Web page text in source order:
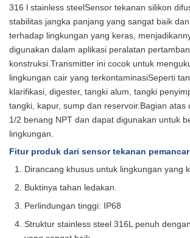
316 l stainless steelSensor tekanan silikon
stabilitas jangka panjang yang sangat baik
terhadap lingkungan yang keras,
digunakan dalam aplikasi peralatan
konstruksi.Transmitter ini cocok untuk
lingkungan cair yang terkontaminasiSeperti
klarifikasi, digester, tangki alum, tangki
tangki, kapur, sump dan reservoir.Bagian atas
1/2 benang NPT dan dapat digunakan untuk
lingkungan.
Fitur produk dari sensor tekanan
Dirancang khusus untuk lingkungan yang
Buktinya tahan ledakan.
Perlindungan tinggi: IP68
Struktur stainless steel 316L penuh